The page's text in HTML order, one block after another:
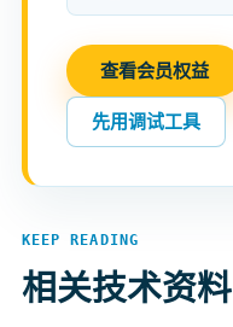
查看会员权益
先用调试工具
KEEP READING
相关技术资料